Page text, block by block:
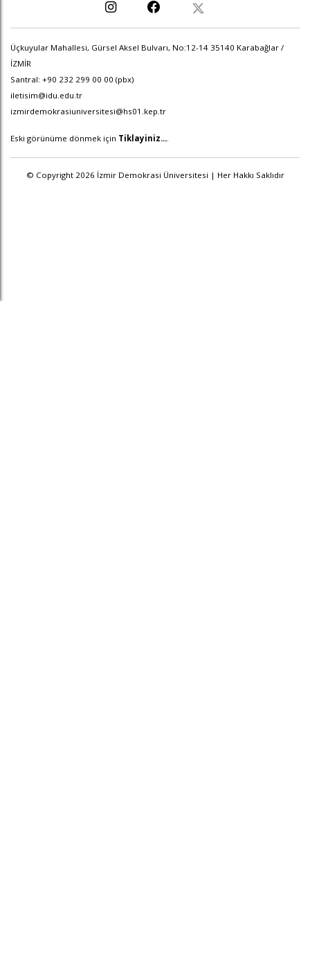
Üçkuyular Mahallesi, Gürsel Aksel Bulvarı, No:12-14 35140 Karabağlar /
İZMİR
Santral: +90 232 299 00 00 (pbx)
iletisim@idu.edu.tr
izmirdemokrasiuniversitesi@hs01.kep.tr
Eski görünüme dönmek için Tiklayiniz....
© Copyright 2026 İzmir Demokrasi Üniversitesi | Her Hakkı Saklıdır